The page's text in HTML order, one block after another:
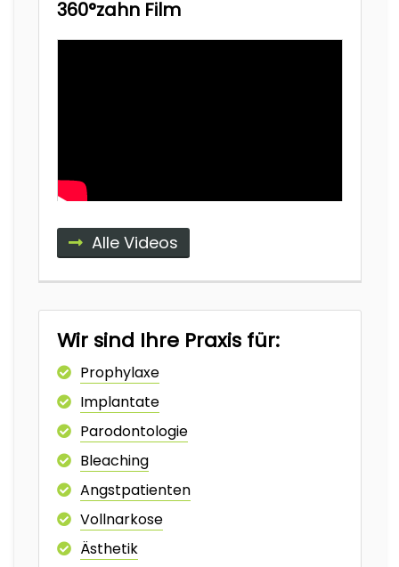
360°zahn Film
Alle Videos
Wir sind Ihre Praxis für:
Prophylaxe
Implantate
Parodontologie
Bleaching
Angstpatienten
Vollnarkose
Ästhetik